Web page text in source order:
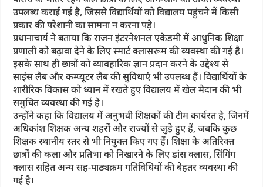
उपलब्ध कराई गई है, जिससे विद्यार्थियों को विद्यालय पहुंचने में किसी
प्रकार की परेशानी का सामना न करना पड़े।
प्रधानाचार्य ने बताया कि राजन इंटरनेशनल एकेडमी में आधुनिक शिक्षा
प्रणाली को बढ़ावा देने के लिए स्मार्ट क्लासरूम की व्यवस्था की गई है।
इसके साथ ही छात्रों को व्यावहारिक ज्ञान प्रदान करने के उद्देश्य से
साइंस लैब और कम्प्यूटर लैब की सुविधाएं भी उपलब्ध हैं। विद्यार्थियों के
शारीरिक विकास को ध्यान में रखते हुए विद्यालय में खेल मैदान की भी
समुचित व्यवस्था की गई है।
उन्होंने कहा कि विद्यालय में अनुभवी शिक्षकों की टीम कार्यरत है, जिनमें
अधिकांश शिक्षक अन्य शहरों और राज्यों से जुड़े हुए हैं, जबकि कुछ
शिक्षक स्थानीय स्तर से भी नियुक्त किए गए हैं। शिक्षा के अतिरिक्त
छात्रों की कला और प्रतिभा को निखारने के लिए डांस क्लास, सिंगिंग
क्लास सहित अन्य सह-पाठ्यक्रम गतिविधियों की बेहतर व्यवस्था की
गई है।